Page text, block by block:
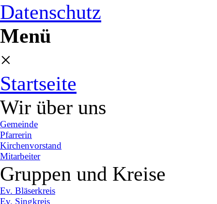
Datenschutz
Menü
×
Startseite
Wir über uns
Gemeinde
Pfarrerin
Kirchenvorstand
Mitarbeiter
Gruppen und Kreise
Ev. Bläserkreis
Ev. Singkreis